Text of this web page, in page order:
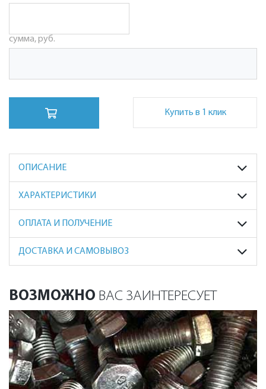
сумма, руб.
Купить в 1 клик
ОПИСАНИЕ
ХАРАКТЕРИСТИКИ
ОПЛАТА И ПОЛУЧЕНИЕ
ДОСТАВКА И САМОВЫВОЗ
ВОЗМОЖНО ВАС ЗАИНТЕРЕСУЕТ